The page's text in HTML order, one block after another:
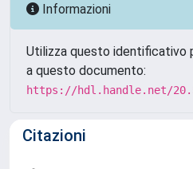
Informazioni
Utilizza questo identificativo
a questo documento:
https://hdl.handle.net/
Citazioni